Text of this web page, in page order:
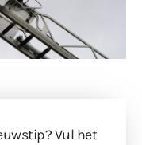
Vul het